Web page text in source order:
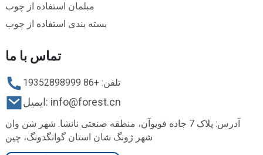
مبلمان استفاده از چوب
بسته بندی استفاده از چوب
تماس با ما
تلفن: +86 19352898999
ایمیل: info@forest.cn
آدرس: پلاک 7 جاده فویوآن، منطقه صنعتی نانشا. شهر شن وان
شهر ژونگ شان استان گوانگدونگ، چین